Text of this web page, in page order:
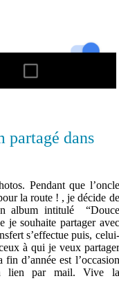
partagé dans
Pendant que l’oncle
la route ! , je décide de
album intitulé “Douce
je souhaite partager avec
s’effectue puis, celui-
à qui je veux partager
d’année est l’occasion
lien par mail. Vive la